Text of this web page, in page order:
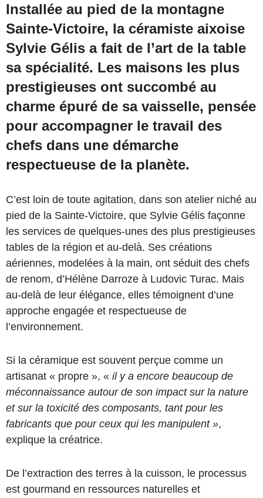
Installée au pied de la montagne
Sainte-Victoire, la céramiste aixoise
Sylvie Gélis a fait de l’art de la table
sa spécialité. Les maisons les plus
prestigieuses ont succombé au
charme épuré de sa vaisselle, pensée
pour accompagner le travail des
chefs dans une démarche
respectueuse de la planète.
C’est loin de toute agitation, dans son atelier niché au
pied de la Sainte-Victoire, que Sylvie Gélis façonne
les services de quelques-unes des plus prestigieuses
tables de la région et au-delà. Ses créations
aériennes, modelées à la main, ont séduit des chefs
de renom, d’Hélène Darroze à Ludovic Turac. Mais
au-delà de leur élégance, elles témoignent d’une
approche engagée et respectueuse de
l’environnement.
Si la céramique est souvent perçue comme un
artisanat « propre », « il y a encore beaucoup de
méconnaissance autour de son impact sur la nature
et sur la toxicité des composants, tant pour les
fabricants que pour ceux qui les manipulent »,
explique la créatrice.
De l’extraction des terres à la cuisson, le processus
est gourmand en ressources naturelles et